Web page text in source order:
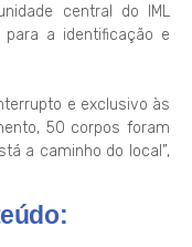
central do IML
para a identificação e
e exclusivo às
50 corpos foram
a caminho do local”,